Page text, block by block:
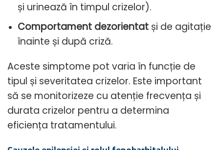
și urinează în timpul crizelor).
Comportament dezorientatși de agitație
înainte și după criză.
Aceste simptome pot varia în funcție de
tipul și severitatea crizelor. Este important
să se monitorizeze cu atenție frecvența și
durata crizelor pentru a determina
eficiența tratamentului.